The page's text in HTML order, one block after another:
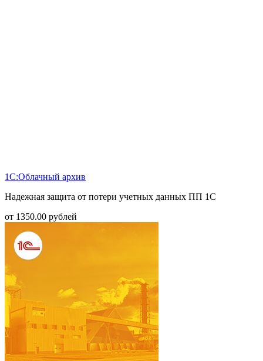
1С:Облачный архив
Надежная защита от потери учетных данных ПП 1С
от 1350.00 рублей